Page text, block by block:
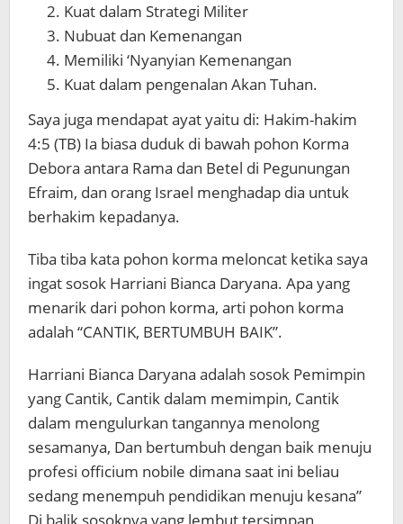
Kuat dalam Strategi Militer
Nubuat dan Kemenangan
Memiliki ‘Nyanyian Kemenangan
Kuat dalam pengenalan Akan Tuhan.
Saya juga mendapat ayat yaitu di: Hakim-hakim
4:5 (TB) Ia biasa duduk di bawah pohon Korma
Debora antara Rama dan Betel di Pegunungan
Efraim, dan orang Israel menghadap dia untuk
berhakim kepadanya.
Tiba tiba kata pohon korma meloncat ketika saya
ingat sosok Harriani Bianca Daryana. Apa yang
menarik dari pohon korma, arti pohon korma
adalah “CANTIK, BERTUMBUH BAIK”.
Harriani Bianca Daryana adalah sosok Pemimpin
yang Cantik, Cantik dalam memimpin, Cantik
dalam mengulurkan tangannya menolong
sesamanya, Dan bertumbuh dengan baik menuju
profesi officium nobile dimana saat ini beliau
sedang menempuh pendidikan menuju kesana”
Di balik sosoknya yang lembut tersimpan